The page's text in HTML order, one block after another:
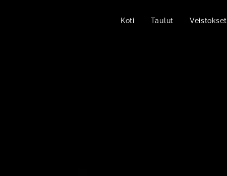
Koti Taulut Veistokset